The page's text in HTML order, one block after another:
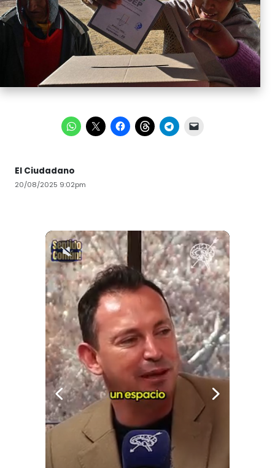
El Ciudadano
20/08/2025 9:02pm